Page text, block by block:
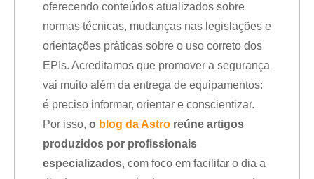
oferecendo conteúdos atualizados sobre
normas técnicas, mudanças nas legislações e
orientações práticas sobre o uso correto dos
EPIs. Acreditamos que promover a segurança
vai muito além da entrega de equipamentos:
é preciso informar, orientar e conscientizar.
Por isso, o blog da Astro reúne artigos
produzidos por profissionais
especializados, com foco em facilitar o dia a